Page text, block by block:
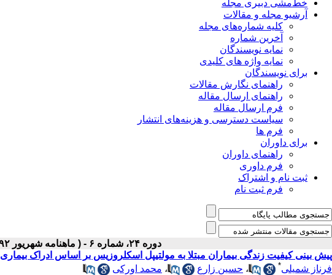
خط‌مشی دبیری مجله
آرشیو مجله و مقالات
کلیه شماره‌های مجله
آخرین شماره
نمایه نویسندگان
نمایه واژه های کلیدی
برای نویسندگان
راهنمای نگارش مقالات
راهنمای ارسال مقاله
فرم ارسال مقاله
سیاست دسترسی و هزینه‌های انتشار
فرم ها
برای داوران
راهنمای داوران
فرم داوری
ثبت نام و اشتراک
فرم ثبت نام
دوره ۲۴، شماره ۶ - ( ماهنامه شهریور ۱۳۹۲ )
پیش بینی کیفیت زندگی بیماران مبتلا به مولتیپل اسکلروزیس بر اساس ادراک بیماری
فرناز شمیلی* ، حسین زارع ، محمد اورکی